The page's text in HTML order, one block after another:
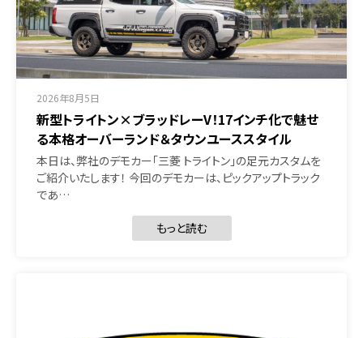
2026年8月5日
新型トライトン×ブラッドレーV！17インチ化で魅せ
る本格オーバーランド＆タウンユーススタイル
本日は、弊社のデモカー「三菱 トライトン」の足元カスタムを
ご紹介いたします！ 今回のデモカーは、ピックアップトラック
であ…
もっと読む